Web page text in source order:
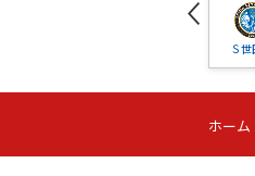
Ｓ
-
第
試合
ホーム